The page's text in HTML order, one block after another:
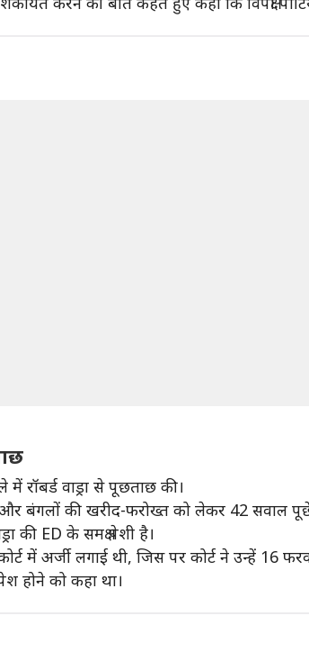
में रॉबर्ड वाड्रा से पूछताछ की।
बंगलों की खरीद-फरोख्त को लेकर 42 सवाल
की ED के समक्ष पेशी है।
में अर्जी लगाई थी, जिस पर कोर्ट ने उन्हें 16
होने को कहा था।